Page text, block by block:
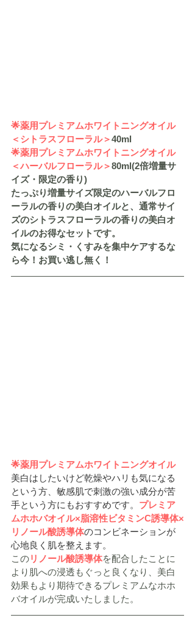
🌟薬用プレミアムホワイトニングオイル
＜シトラスフローラル＞40ml
🌟薬用プレミアムホワイトニングオイル
＜ハーバルフローラル＞80ml(2倍増量サ
イズ・限定の香り)
たっぷり増量サイズ限定のハーバルフロ
ーラルの香りの美白オイルと、通常サイ
ズのシトラスフローラルの香りの美白オ
イルのお得なセットです。
気になるシミ・くすみを集中ケアするな
ら今！お買い逃し無く！
🌟薬用プレミアムホワイトニングオイル
美白はしたいけど乾燥やハリも気になる
という方、敏感肌で刺激の強い成分が苦
手という方にもおすすめです。 プレミア
ムホホバオイル×脂溶性ビタミンC誘導体×
リノール酸誘導体のコンビネーションが
心地良く肌を整えます。
このリノール酸誘導体を配合したことに
より肌への浸透もぐっと良くなり、美白
効果もより期待できるプレミアムなホホ
バオイルが完成いたしました。